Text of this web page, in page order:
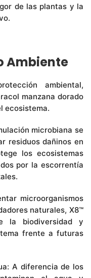
de las plantas y la
Ambiente
ambiental,
manzana dorado
ecosistema.
microbiana se
residuos dañinos en
los ecosistemas
por la escorrentía
microorganismos
naturales, X8™
la biodiversidad y
frente a futuras
A diferencia de los